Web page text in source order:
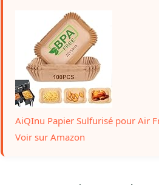
AiQInu Papier Sulfurisé pour Air
Voir sur Amazon